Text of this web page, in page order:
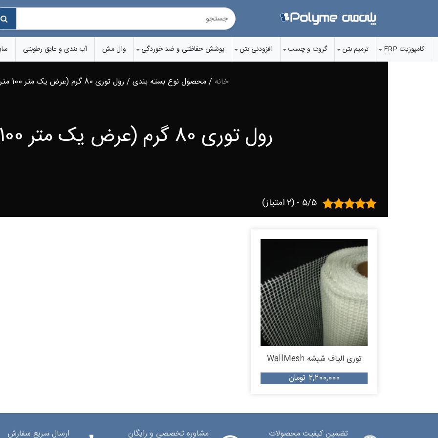
کامپوزیت FRP ترمیم بتن گروت‌ و چسب‌ افزودنی‌ بتن پوشش‌ حفاظتی و ضد خوردگی وال مش آب بندی و عایق رطوبتی
خانه / محصول نوع بسته بندی / رول توری 80 گرم (عرض یک متر 100 متری)
رول توری 80 گرم (عرض یک متر 100 متری)
5/5 - (2 امتیاز)
توری الیاف شیشه WallMesh
2,200,000 تومان
تضمین کیفیت محصولات مشاوره تخصصی و رایگان ارسال سریع سفارش